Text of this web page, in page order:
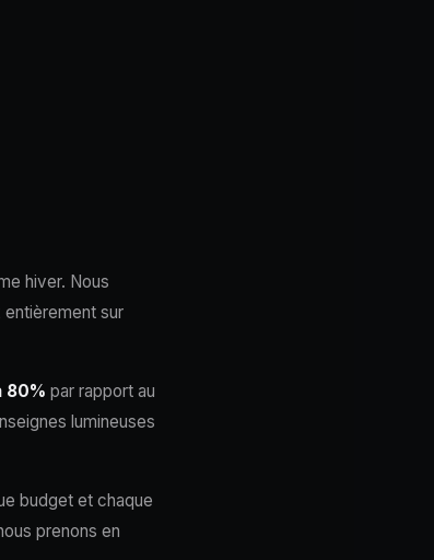
hiver. Nous
sur
80% par rapport au
lumineuses
budget et chaque
prenons en